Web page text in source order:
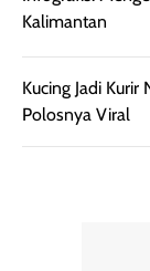
Kalimantan